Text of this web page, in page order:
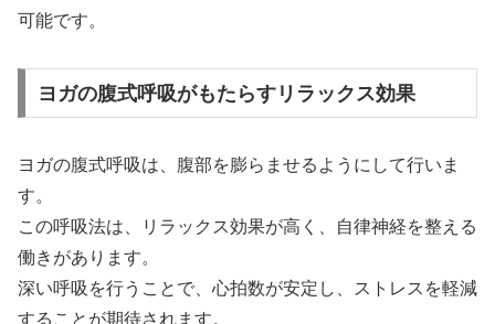
可能です。
ヨガの腹式呼吸がもたらすリラックス効果
ヨガの腹式呼吸は、腹部を膨らませるようにして行いま
す。
この呼吸法は、リラックス効果が高く、自律神経を整える
働きがあります。
深い呼吸を行うことで、心拍数が安定し、ストレスを軽減
することが期待されます。